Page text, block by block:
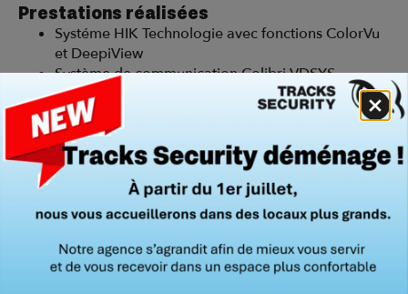
Prestations réalisées
Systéme HIK Technologie avec fonctions ColorVu
et DeepiView
Système de communication Colibri VDSYS
Alimentation Synaps du fabricant Slat.
Conception
Installation
Maintenance
Détection Intrusion